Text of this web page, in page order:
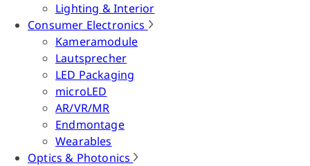
Lighting & Interior
Consumer Electronics
Kameramodule
Lautsprecher
LED Packaging
microLED
AR/VR/MR
Endmontage
Wearables
Optics & Photonics